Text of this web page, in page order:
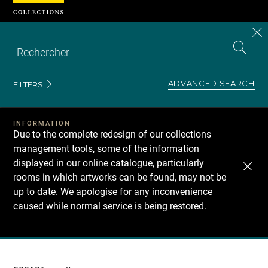
FILTERS ADVANCED SEARCH
INFORMATION
Due to the complete redesign of our collections
management tools, some of the information
displayed in our online catalogue, particularly
rooms in which artworks can be found, may not be
up to date. We apologise for any inconvenience
caused while normal service is being restored.
Recherche
Cookies management panel